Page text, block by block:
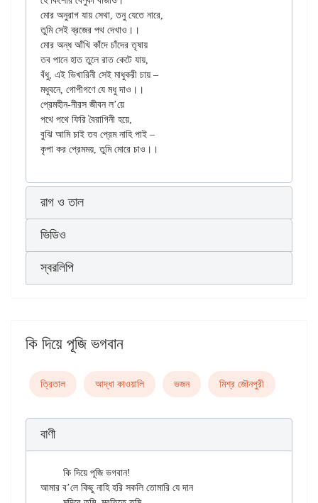
মোর অনুরাগ যায় সেথা, তনু যেতে নারে,
তুমি সেই ব্রজের পথ দেখাও।।
মোর অন্ধ আঁখি কাঁদে চাঁদের তৃষায়
তব পানে হাত তুলে রাত কেটে যায়,
বঁধু, এই ভিখারিনী সেই মাধুকরী চায় –
মধুবনে, গোপীগণে যে মধু দাও।।
প্রেমহীন-নীরস জীবন ল’য়ে
পথে পথে ফিরি বৈরাগিনী হয়ে,
বুঝি আমি চাই তব প্রেম নাহি পাই –
রাগ ও তাল
ভিডিও
স্বরলিপি
কি দিয়ে পূজি ভগবান
ত্রিতাল আদ্ধা কাওয়ালি ভজন মিশ্র জৌনপুরী
বাণী
আমার ব’লে কিছু নাহি হরি সকলি তোমারি যে দান